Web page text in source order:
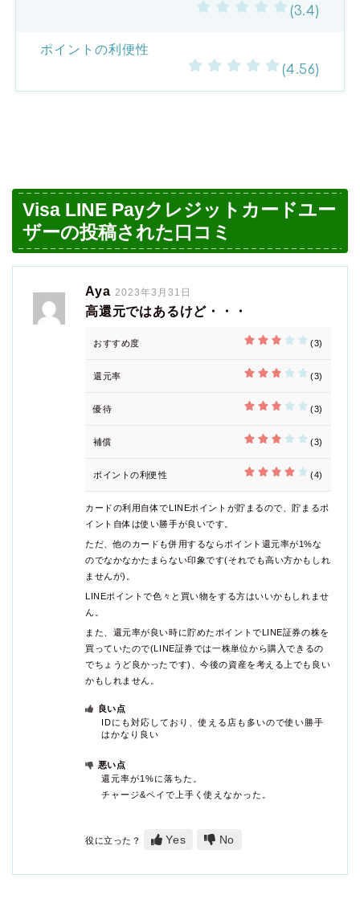
(3.4)
ポイントの利便性
(4.56)
Visa LINE Payクレジットカードユー
ザーの投稿された口コミ
Aya 2023年3月31日
高還元ではあるけど・・・
(3)
おすすめ度
(3)
還元率
(3)
優待
(3)
補償
(4)
ポイントの利便性
カードの利用自体でLINEポイントが貯まるので、貯まるポ
イント自体は使い勝手が良いです。
ただ、他のカードも併用するならポイント還元率が1%な
のでなかなかたまらない印象です(それでも高い方かもしれ
ませんが)。
LINEポイントで色々と買い物をする方はいいかもしれませ
ん。
また、還元率が良い時に貯めたポイントでLINE証券の株を
買っていたので(LINE証券では一株単位から購入できるの
でちょうど良かったです)、今後の資産を考える上でも良い
かもしれません。
良い点
IDにも対応しており、使える店も多いので使い勝手
はかなり良い
悪い点
還元率が1%に落ちた。
チャージ&ペイで上手く使えなかった。
役に立った？ Yes No